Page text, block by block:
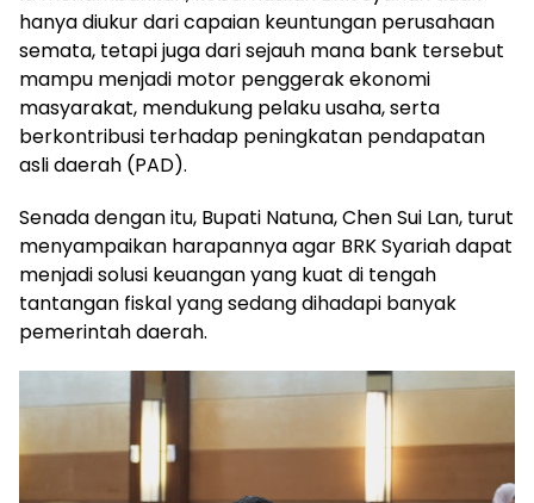
hanya diukur dari capaian keuntungan perusahaan
semata, tetapi juga dari sejauh mana bank tersebut
mampu menjadi motor penggerak ekonomi
masyarakat, mendukung pelaku usaha, serta
berkontribusi terhadap peningkatan pendapatan
asli daerah (PAD).
Senada dengan itu, Bupati Natuna, Chen Sui Lan, turut
menyampaikan harapannya agar BRK Syariah dapat
menjadi solusi keuangan yang kuat di tengah
tantangan fiskal yang sedang dihadapi banyak
pemerintah daerah.